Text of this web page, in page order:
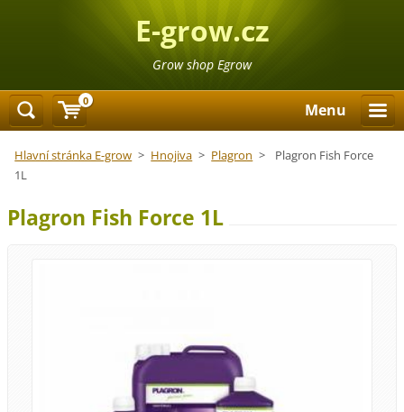
E-grow.cz
Grow shop Egrow
Menu
Hlavní stránka E-grow > Hnojiva > Plagron >
Plagron Fish Force
1L
Plagron Fish Force 1L
0